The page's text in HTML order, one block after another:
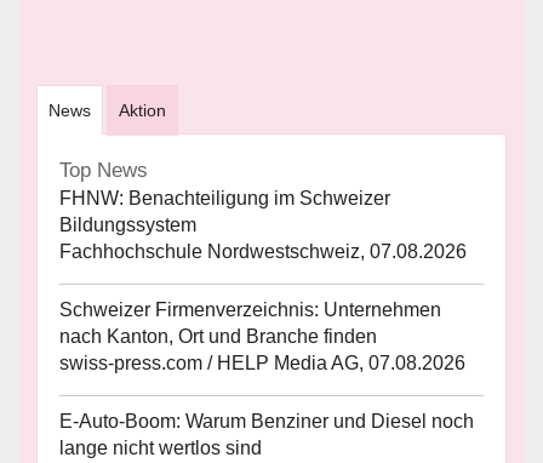
News Aktion
Top News
FHNW: Benachteiligung im Schweizer
Bildungssystem
Fachhochschule Nordwestschweiz, 07.08.2026
Schweizer Firmenverzeichnis: Unternehmen
nach Kanton, Ort und Branche finden
swiss-press.com / HELP Media AG, 07.08.2026
E-Auto-Boom: Warum Benziner und Diesel noch
lange nicht wertlos sind